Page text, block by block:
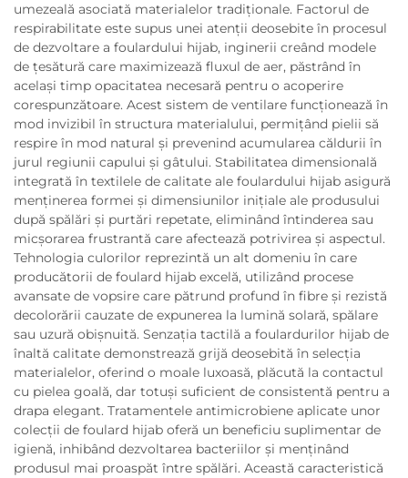
umezeală asociată materialelor tradiționale. Factorul de
respirabilitate este supus unei atenții deosebite în procesul
de dezvoltare a foulardului hijab, inginerii creând modele
de țesătură care maximizează fluxul de aer, păstrând în
același timp opacitatea necesară pentru o acoperire
corespunzătoare. Acest sistem de ventilare funcționează în
mod invizibil în structura materialului, permițând pielii să
respire în mod natural și prevenind acumularea căldurii în
jurul regiunii capului și gâtului. Stabilitatea dimensională
integrată în textilele de calitate ale foulardului hijab asigură
menținerea formei și dimensiunilor inițiale ale produsului
după spălări și purtări repetate, eliminând întinderea sau
micșorarea frustrantă care afectează potrivirea și aspectul.
Tehnologia culorilor reprezintă un alt domeniu în care
producătorii de foulard hijab excelă, utilizând procese
avansate de vopsire care pătrund profund în fibre și rezistă
decolorării cauzate de expunerea la lumină solară, spălare
sau uzură obișnuită. Senzația tactilă a foulardurilor hijab de
înaltă calitate demonstrează grijă deosebită în selecția
materialelor, oferind o moale luxoasă, plăcută la contactul
cu pielea goală, dar totuși suficient de consistentă pentru a
drapa elegant. Tratamentele antimicrobiene aplicate unor
colecții de foulard hijab oferă un beneficiu suplimentar de
igienă, inhibând dezvoltarea bacteriilor și menținând
produsul mai proaspăt între spălări. Această caracteristică